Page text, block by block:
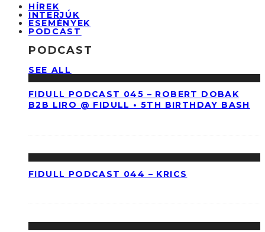
HÍREK
INTERJÚK
ESEMÉNYEK
PODCAST
PODCAST
SEE ALL
FIDULL PODCAST 045 – ROBERT DOBAK
B2B LIRO @ FIDULL • 5TH BIRTHDAY BASH
FIDULL PODCAST 044 – KRICS